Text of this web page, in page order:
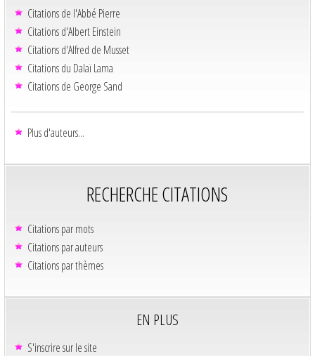
Citations de l'Abbé Pierre
Citations d'Albert Einstein
Citations d'Alfred de Musset
Citations du Dalaï Lama
Citations de George Sand
Plus d'auteurs...
RECHERCHE CITATIONS
Citations par mots
Citations par auteurs
Citations par thèmes
EN PLUS
S'inscrire sur le site